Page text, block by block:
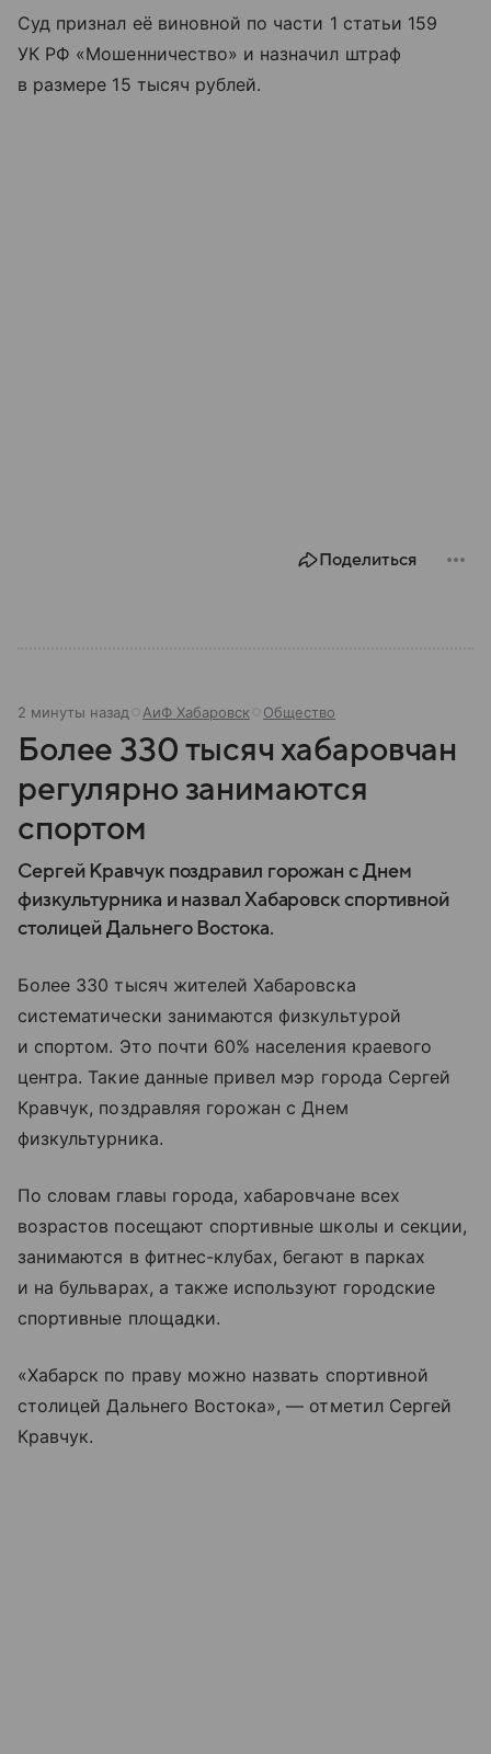
Суд признал её виновной по части 1 статьи 159
УК РФ «Мошенничество» и назначил штраф
в размере 15 тысяч рублей.
Поделиться
2 минуты назад АиФ Хабаровск Общество
Более 330 тысяч хабаровчан
регулярно занимаются
спортом
Сергей Кравчук поздравил горожан с Днем
физкультурника и назвал Хабаровск спортивной
столицей Дальнего Востока.
Более 330 тысяч жителей Хабаровска
систематически занимаются физкультурой
и спортом. Это почти 60% населения краевого
центра. Такие данные привел мэр города Сергей
Кравчук, поздравляя горожан с Днем
физкультурника.
По словам главы города, хабаровчане всех
возрастов посещают спортивные школы и секции,
занимаются в фитнес-клубах, бегают в парках
и на бульварах, а также используют городские
спортивные площадки.
«Хабарск по праву можно назвать спортивной
столицей Дальнего Востока», — отметил Сергей
Кравчук.